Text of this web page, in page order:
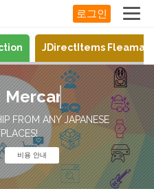
로그인
JDirectItems
: Mercari
FROM ANY JAPANESE
비용 안내